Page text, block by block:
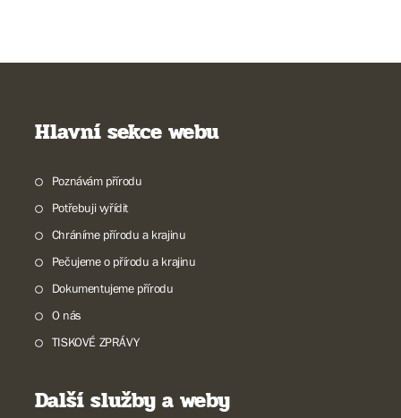
Hlavní sekce webu
Poznávám přírodu
Potřebuji vyřídit
Chráníme přírodu a krajinu
Pečujeme o přírodu a krajinu
Dokumentujeme přírodu
O nás
TISKOVÉ ZPRÁVY
Další služby a weby